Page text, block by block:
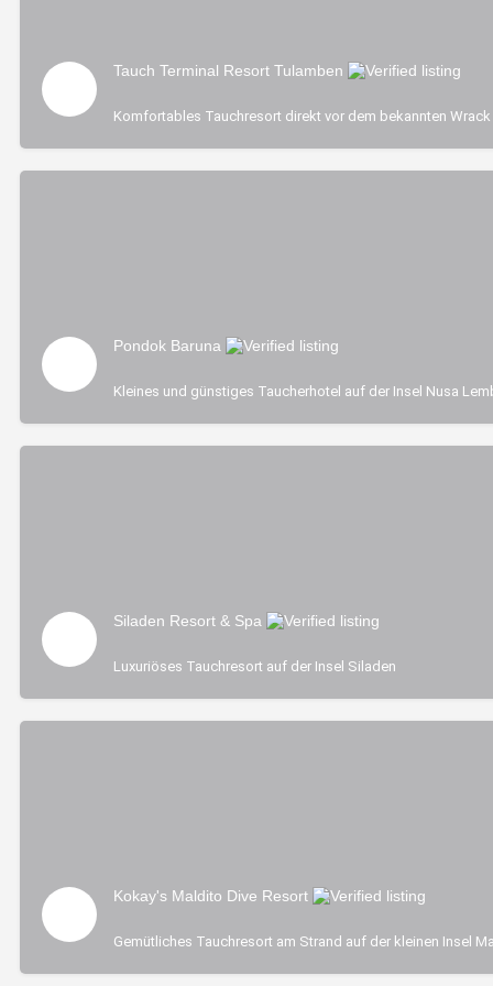
Tauch Terminal Resort Tulamben
Komfortables Tauchresort direkt vor dem bekannten
Pondok Baruna
Kleines und günstiges Taucherhotel auf der Insel Nusa
Siladen Resort & Spa
Luxuriöses Tauchresort auf der Insel Siladen
Kokay's Maldito Dive Resort
Gemütliches Tauchresort am Strand auf der kleinen Insel